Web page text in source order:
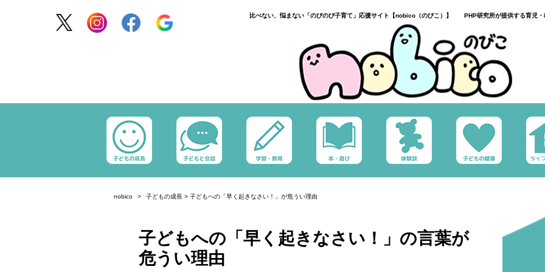
比べない、悩まない「のびのび子育て」応援サイト【nobico（のびこ）】 PHP研究所が提供する育児・
nobico 子どもの成長 > 子どもへの「早く起きなさい！」が危うい理由
子どもへの「早く起きなさい！」の言葉が
危うい理由